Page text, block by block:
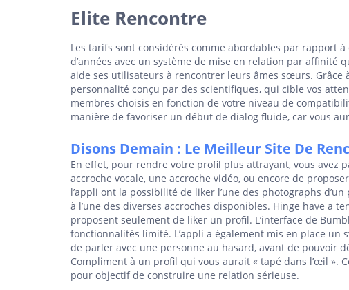
Elite Rencontre
Les tarifs sont considérés comme abordables par rapport
d’années avec un système de mise en relation par affinité
aide ses utilisateurs à rencontrer leurs âmes sœurs. Grâce
personnalité conçu par des scientifiques, qui cible vos
membres choisis en fonction de votre niveau de
manière de favoriser un début de dialog fluide, car vous
Disons Demain : Le Meilleur Site De
En effet, pour rendre votre profil plus attrayant, vous avez
accroche vocale, une accroche vidéo, ou encore de
l’appli ont la possibilité de liker l’une des photographs
à l’une des diverses accroches disponibles. Hinge have a
proposent seulement de liker un profil. L’interface de
fonctionnalités limité. L’appli a également mis en place
de parler avec une personne au hasard, avant de pouvoir
Compliment à un profil qui vous aurait « tapé dans l’œil ».
pour objectif de construire une relation sérieuse.